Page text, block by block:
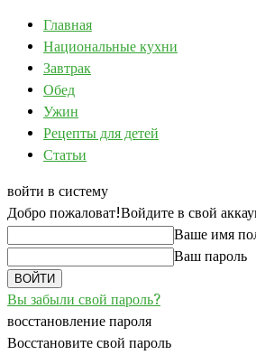
Главная
Национальные кухни
Завтрак
Обед
Ужин
Рецепты для детей
Статьи
войти в систему
Добро пожаловат!Войдите в свой
Ваше имя
Ваш пароль
Вы забыли свой пароль?
восстановление пароля
Восстановите свой пароль